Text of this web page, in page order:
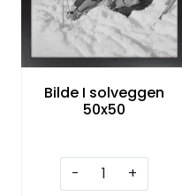
Bilde I solveggen
50x50
- +